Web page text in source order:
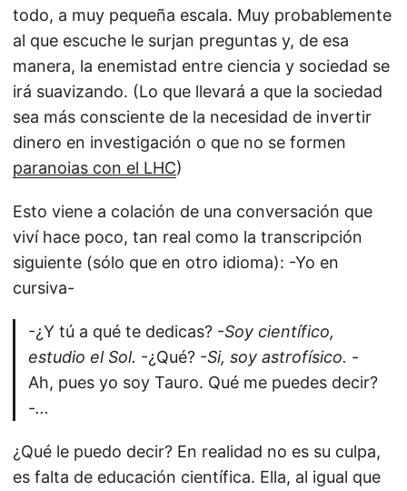
todo, a muy pequeña escala. Muy probablemente
al que escuche le surjan preguntas y, de esa
manera, la enemistad entre ciencia y sociedad se
irá suavizando. (Lo que llevará a que la sociedad
sea más consciente de la necesidad de invertir
dinero en investigación o que no se formen
paranoias con el LHC)
Esto viene a colación de una conversación que
viví hace poco, tan real como la transcripción
siguiente (sólo que en otro idioma): -Yo en
cursiva-
-¿Y tú a qué te dedicas? -Soy científico,
estudio el Sol. -¿Qué? -Si, soy astrofísico. -
Ah, pues yo soy Tauro. Qué me puedes decir?
-...
¿Qué le puedo decir? En realidad no es su culpa,
es falta de educación científica. Ella, al igual que